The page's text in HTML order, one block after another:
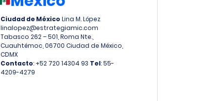
Ciudad de México Lina M. López
linalopez@estrategiamic.com
Tabasco 262 – 501, Roma Nte.,
Cuauhtémoc, 06700 Ciudad de México,
CDMX
Contacto: +52 720 14304 93 Tel: 55-
4209-4279